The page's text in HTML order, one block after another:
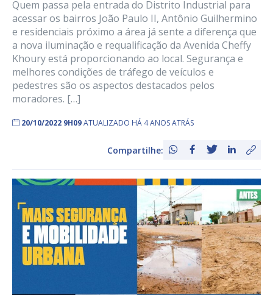
Quem passa pela entrada do Distrito Industrial para
acessar os bairros João Paulo II, Antônio Guilhermino
e residenciais próximo a área já sente a diferença que
a nova iluminação e requalificação da Avenida Cheffy
Khoury está proporcionando ao local. Segurança e
melhores condições de tráfego de veículos e
pedestres são os aspectos destacados pelos
moradores. […]
20/10/2022 9H09ATUALIZADO HÁ 4 ANOS ATRÁS
Compartilhe: